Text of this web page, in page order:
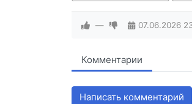
— 07.06.2026
Комментарии
Написать комментарий